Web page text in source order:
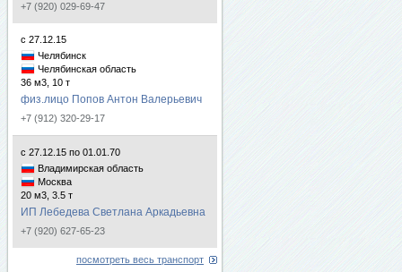
+7 (920) 029-69-47
с 27.12.15
Челябинск
Челябинская область
36 м3, 10 т
физ.лицо Попов Антон Валерьевич
+7 (912) 320-29-17
с 27.12.15 по 01.01.70
Владимирская область
Москва
20 м3, 3.5 т
ИП Лебедева Светлана Аркадьевна
+7 (920) 627-65-23
посмотреть весь транспорт